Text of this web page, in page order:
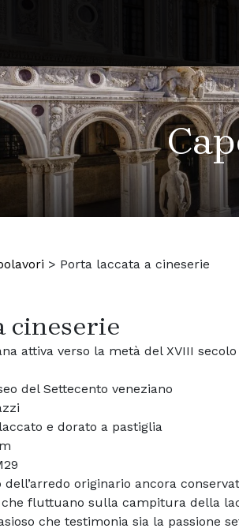
> Porta laccata a cineserie
cineserie
attiva verso la metà del XVIII secolo
del Settecento veneziano
e dorato a pastiglia
originario ancora
fluttuano sulla campitura della
che testimonia sia la passione